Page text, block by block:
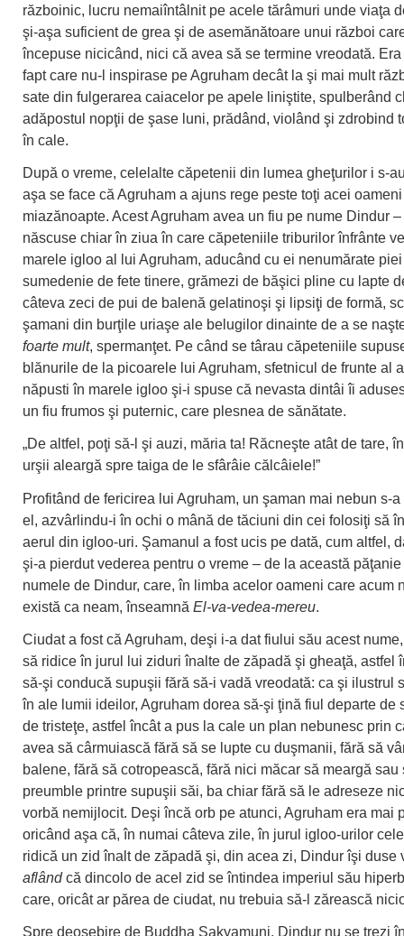
războinic, lucru nemaiîntâlnit pe acele tărâmuri unde viaţa
şi-aşa suficient de grea şi de asemănătoare unui război
începuse nicicând, nici că avea să se termine vreodată.
fapt care nu-l inspirase pe Agruham decât la şi mai mult
sate din fulgerarea caiacelor pe apele liniştite, spulberând
adăpostul nopţii de şase luni, prădând, violând şi zdrobind
în cale.
După o vreme, celelalte căpetenii din lumea gheţurilor i s-
aşa se face că Agruham a ajuns rege peste toţi acei
miazănoapte. Acest Agruham avea un fiu pe nume Dindur
născuse chiar în ziua în care căpeteniile triburilor înfrânte
marele igloo al lui Agruham, aducând cu ei nenumărate
sumedenie de fete tinere, grămezi de băşici pline cu lapte
câteva zeci de pui de balenă gelatinoşi şi lipsiţi de formă,
şamani din burţile uriaşe ale belugilor dinainte de a se
foarte mult, spermanţet. Pe când se târau căpeteniile
blănurile de la picoarele lui Agruham, sfetnicul de frunte al
năpusti în marele igloo şi-i spuse că nevasta dintâi îi
un fiu frumos şi puternic, care plesnea de sănătate.
„De altfel, poţi să-l şi auzi, măria ta! Răcneşte atât de tare,
urşii aleargă spre taiga de le sfârâie călcâiele!”
Profitând de fericirea lui Agruham, un şaman mai nebun s-
el, azvârlindu-i în ochi o mână de tăciuni din cei folosiţi să
aerul din igloo-uri. Şamanul a fost ucis pe dată, cum altfel,
şi-a pierdut vederea pentru o vreme – de la această
numele de Dindur, care, în limba acelor oameni care acum
există ca neam, înseamnă El-va-vedea-mereu
Ciudat a fost că Agruham, deşi i-a dat fiului său acest
să ridice în jurul lui ziduri înalte de zăpadă şi gheaţă, astfel
să-şi conducă supuşii fără să-i vadă vreodată: ca şi ilustrul
în ale lumii ideilor, Agruham dorea să-şi ţină fiul departe de
de tristeţe, astfel încât a pus la cale un plan nebunesc prin
avea să cârmuiască fără să se lupte cu duşmanii, fără să
balene, fără să cotropească, fără nici măcar să meargă sau
preumble printre supuşii săi, ba chiar fără să le adreseze
vorbă nemijlocit. Deşi încă orb pe atunci, Agruham era mai
oricând aşa că, în numai câteva zile, în jurul igloo-urilor
ridică un zid înalt de zăpadă şi, din acea zi, Dindur îşi duse
aflândcă dincolo de acel zid se întindea imperiul său
care, oricât ar părea de ciudat, nu trebuia să-l zărească
Spre deosebire de Buddha Sakyamuni, Dindur nu se trezi